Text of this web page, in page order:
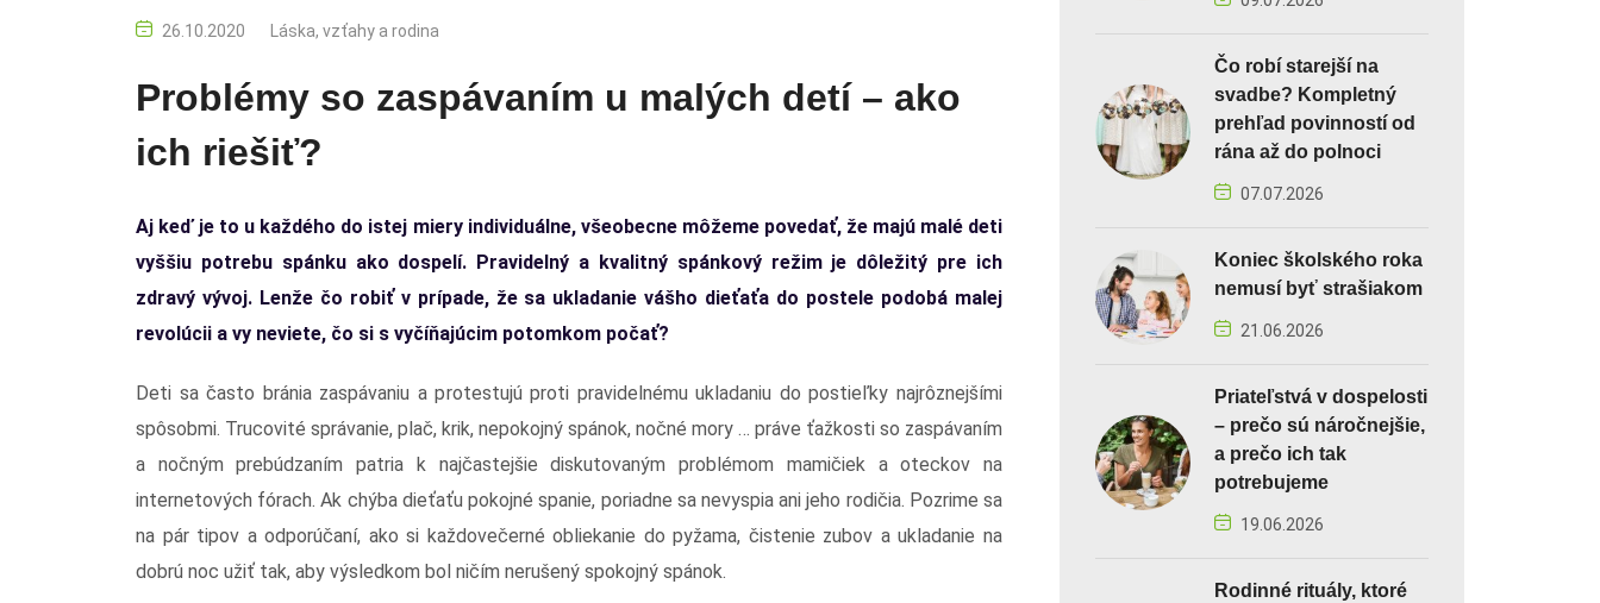
26.10.2020 Láska, vzťahy a rodina
Problémy so zaspávaním u malých detí – ako
ich riešiť?
Aj keď je to u každého do istej miery individuálne, všeobecne môžeme povedať, že majú malé deti
vyššiu potrebu spánku ako dospelí. Pravidelný a kvalitný spánkový režim je dôležitý pre ich
zdravý vývoj. Lenže čo robiť v prípade, že sa ukladanie vášho dieťaťa do postele podobá malej
revolúcii a vy neviete, čo si s vyčíňajúcim potomkom počať?
Deti sa často bránia zaspávaniu a protestujú proti pravidelnému ukladaniu do postieľky najrôznejšími
spôsobmi. Trucovité správanie, plač, krik, nepokojný spánok, nočné mory … práve ťažkosti so zaspávaním
a nočným prebúdzaním patria k najčastejšie diskutovaným problémom mamičiek a oteckov na
internetových fórach. Ak chýba dieťaťu pokojné spanie, poriadne sa nevyspia ani jeho rodičia. Pozrime sa
na pár tipov a odporúčaní, ako si každovečerné obliekanie do pyžama, čistenie zubov a ukladanie na
dobrú noc užiť tak, aby výsledkom bol ničím nerušený spokojný spánok.
Čo robí starejší na
svadbe? Kompletný
prehľad povinností od
rána až do polnoci
07.07.2026
Koniec školského roka
nemusí byť strašiakom
21.06.2026
Priateľstvá v dospelosti
– prečo sú náročnejšie,
a prečo ich tak
potrebujeme
19.06.2026
Rodinné rituály, ktoré